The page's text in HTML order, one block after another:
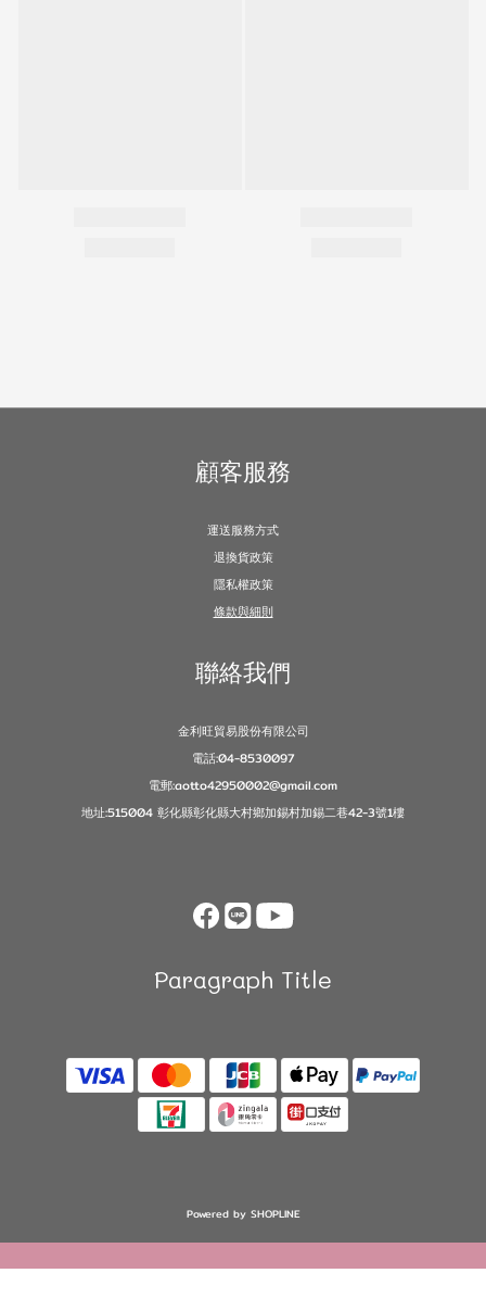
顧客服務
運送服務方式
退換貨政策
隱私權政策
條款與細則
聯絡我們
金利旺貿易股份有限公司
電話:04-8530097
電郵:aotto42950002@gmail.com
地址:515004 彰化縣彰化縣大村鄉加錫村加錫二巷42-3號1樓
Paragraph Title
Powered by SHOPLINE